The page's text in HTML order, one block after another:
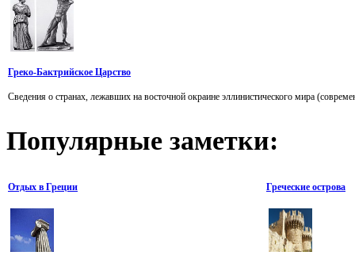
Греко-Бактрийское Царство
Сведения о странах, лежавших на восточной окраине эллинистического мира
Популярные заметки:
Отдых в Греции Греческие острова